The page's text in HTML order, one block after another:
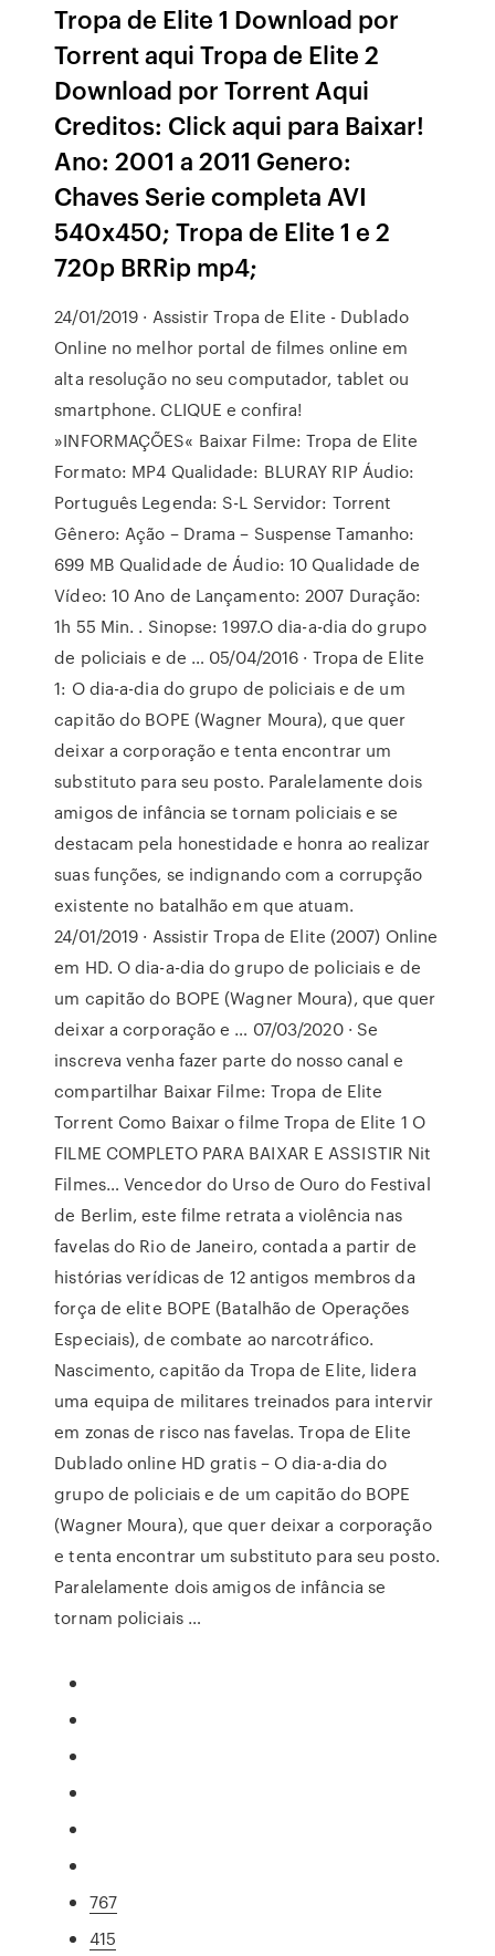
Tropa de Elite 1 Download por
Torrent aqui Tropa de Elite 2
Download por Torrent Aqui
Creditos: Click aqui para Baixar!
Ano: 2001 a 2011 Genero:
Chaves Serie completa AVI
540x450; Tropa de Elite 1 e 2
720p BRRip mp4;
24/01/2019 · Assistir Tropa de Elite - Dublado
Online no melhor portal de filmes online em
alta resolução no seu computador, tablet ou
smartphone. CLIQUE e confira!
»INFORMAÇÕES« Baixar Filme: Tropa de Elite
Formato: MP4 Qualidade: BLURAY RIP Áudio:
Português Legenda: S-L Servidor: Torrent
Gênero: Ação – Drama – Suspense Tamanho:
699 MB Qualidade de Áudio: 10 Qualidade de
Vídeo: 10 Ano de Lançamento: 2007 Duração:
1h 55 Min. . Sinopse: 1997.O dia-a-dia do grupo
de policiais e de … 05/04/2016 · Tropa de Elite
1: O dia-a-dia do grupo de policiais e de um
capitão do BOPE (Wagner Moura), que quer
deixar a corporação e tenta encontrar um
substituto para seu posto. Paralelamente dois
amigos de infância se tornam policiais e se
destacam pela honestidade e honra ao realizar
suas funções, se indignando com a corrupção
existente no batalhão em que atuam.
24/01/2019 · Assistir Tropa de Elite (2007) Online
em HD. O dia-a-dia do grupo de policiais e de
um capitão do BOPE (Wagner Moura), que quer
deixar a corporação e … 07/03/2020 · Se
inscreva venha fazer parte do nosso canal e
compartilhar Baixar Filme: Tropa de Elite
Torrent Como Baixar o filme Tropa de Elite 1 O
FILME COMPLETO PARA BAIXAR E ASSISTIR Nit
Filmes… Vencedor do Urso de Ouro do Festival
de Berlim, este filme retrata a violência nas
favelas do Rio de Janeiro, contada a partir de
histórias verídicas de 12 antigos membros da
força de elite BOPE (Batalhão de Operações
Especiais), de combate ao narcotráfico.
Nascimento, capitão da Tropa de Elite, lidera
uma equipa de militares treinados para intervir
em zonas de risco nas favelas. Tropa de Elite
Dublado online HD gratis – O dia-a-dia do
grupo de policiais e de um capitão do BOPE
(Wagner Moura), que quer deixar a corporação
e tenta encontrar um substituto para seu posto.
Paralelamente dois amigos de infância se
tornam policiais …
767
415